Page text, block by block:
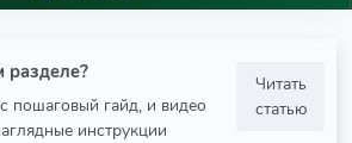
разделе?
пошаговый гайд, и видео
инструкции
Читать
статью